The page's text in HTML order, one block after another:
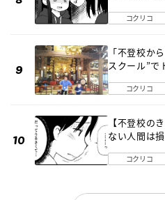
コクリコ
「不登校か
スクール”で
コクリコ
【不登校の
ない人間は
コクリコ